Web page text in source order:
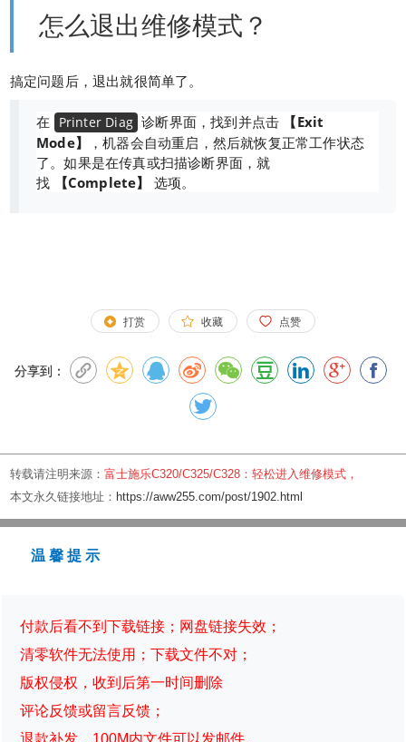
怎么退出维修模式？
搞定问题后，退出就很简单了。
在 Printer Diag 诊断界面，找到并点击
【Exit
Mode】
，机器会自动重启，然后就恢复正常工作状态
了。如果是在传真或扫描诊断界面，就
找
【Complete】 选项。
打赏 收藏 点赞
分享到：
转载请注明来源： 富士施乐C320/C325/C328：轻松进入维修模式，
本文永久链接地址： https://aww255.com/post/1902.html
温 馨 提 示
付款后看不到下载链接；网盘链接失效；
清零软件无法使用；下载文件不对；
版权侵权，收到后第一时间删除
评论反馈或留言反馈；
退款补发，100M内文件可以发邮件。